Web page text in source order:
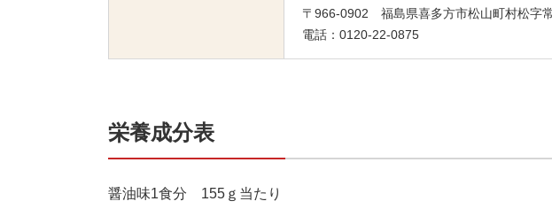
〒966-0902 福島県喜多方市松山町村松字
電話：0120-22-0875
栄養成分表
醤油味1食分 155ｇ当たり